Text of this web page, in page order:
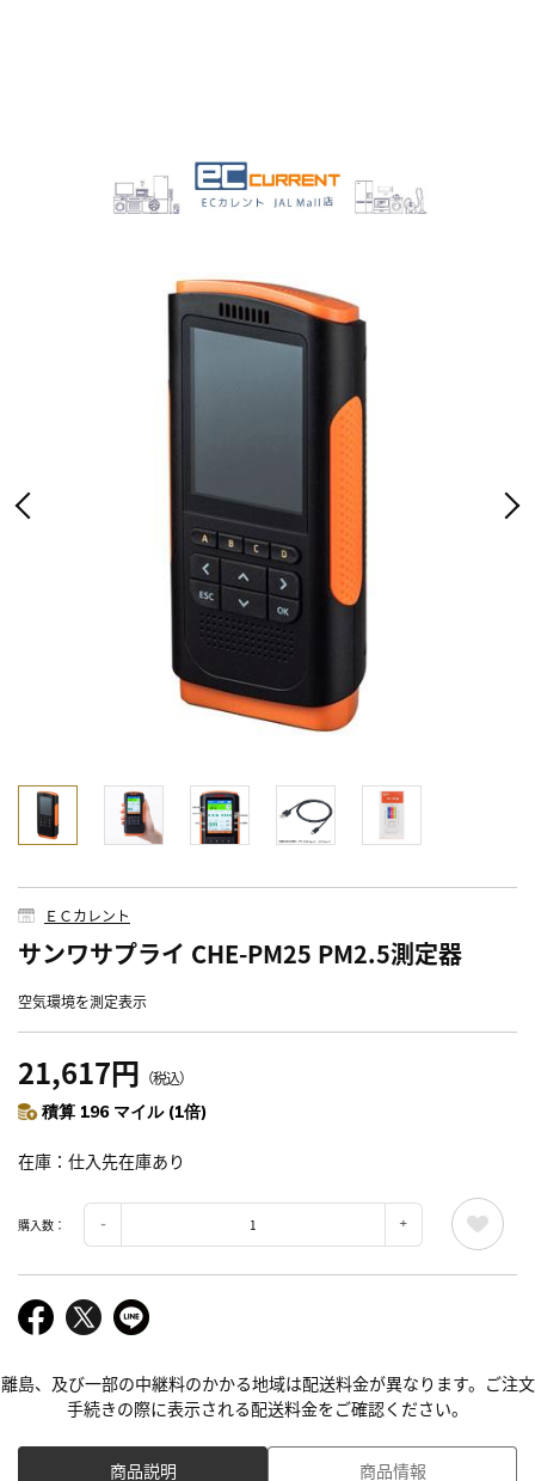
ＥＣカレント
サンワサプライ CHE-PM25 PM2.5測定器
空気環境を測定表示
21,617円 （税込）
積算 196 マイル (1倍)
在庫 仕入先在庫あり
購入数：
離島、及び一部の中継料のかかる地域は配送料金が異なります。ご注文
手続きの際に表示される配送料金をご確認ください。
商品説明 商品情報